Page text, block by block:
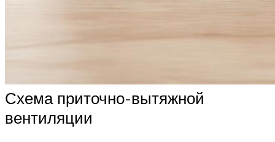
Схема приточно-вытяжной
вентиляции